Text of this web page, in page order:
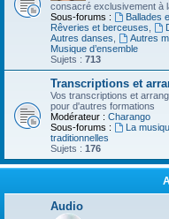
consacré exclusivement à
Sous-forums :
Ballades
Rêveries et berceuses
Autres danses
Autres
Musique d’ensemble
Sujets : 713
Transcriptions et
Vos transcriptions et
pour d'autres formations
Modérateur : Charango
Sous-forums :
La
traditionnelles
Sujets : 176
Audio